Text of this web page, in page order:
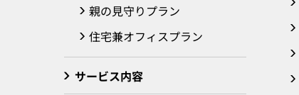
親の見守りプラン
住宅兼オフィスプラン
サービス内容